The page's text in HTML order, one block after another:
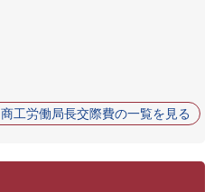
商工労働局長交際費の一覧を見る